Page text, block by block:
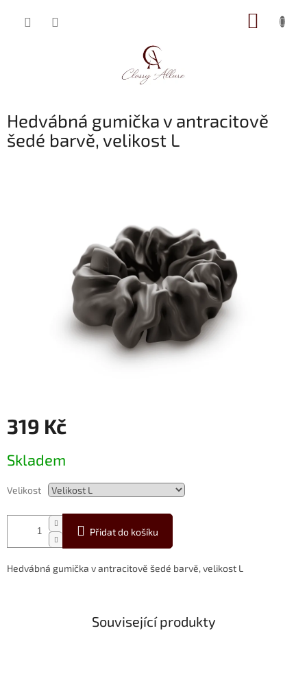
Hedvábná gumička v antracitově
šedé barvě, velikost L
319 Kč
cena:
Skladem
Velikost
Přidat do košíku
Hedvábná gumička v antracitově šedé barvě, velikost L
Související produkty